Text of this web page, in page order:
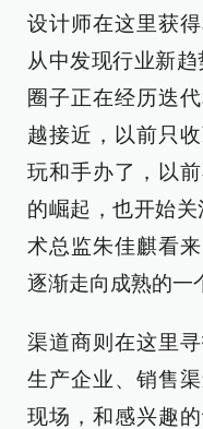
设计师在这里获
从中发现行业新
圈子正在经历迭
越接近，以前只
玩和手办了，以
的崛起，也开始
术总监朱佳麒看
逐渐走向成熟的一
渠道商则在这里
生产企业、销售
现场，和感兴趣